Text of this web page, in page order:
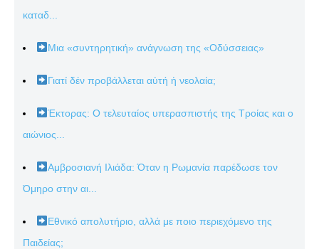
καταδ...
Μια «συντηρητική» ανάγνωση της «Οδύσσειας»
Γιατί δέν προβάλλεται αὐτή ἡ νεολαία;
Έκτορας: Ο τελευταίος υπερασπιστής της Τροίας και ο
αιώνιος...
Αμβροσιανή Ιλιάδα: Όταν η Ρωμανία παρέδωσε τον
Όμηρο στην αι...
Εθνικό απολυτήριο, αλλά με ποιο περιεχόμενο της
Παιδείας;